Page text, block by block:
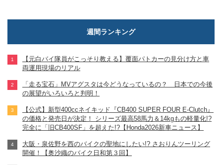
週間ランキング
【元白バイ隊員がこっそり教える】覆面パトカーの見分け方と車
両運用現場のリアル
「走る宝石」MVアグスタは今どうなっているの？ 日本での今後
の展望がいろいろと判明！
【公式】新型400ccネイキッド『CB400 SUPER FOUR E-Clutch』
の価格と発売日が決定！ シリーズ最高58馬力＆14kgもの軽量化!?
完全に「旧CB400SF」を超えた!?【Honda2026新車ニュース】
大阪・泉佐野を西のバイクの聖地にしたい!? さおりんツーリング
開催！【奥沙織のバイク日和第３回】